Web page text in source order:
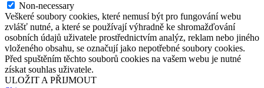
Non-necessary
Veškeré soubory cookies, které nemusí být pro fungování webu
zvlášť nutné, a které se používají výhradně ke shromažďování
osobních údajů uživatele prostřednictvím analýz, reklam nebo jiného
vloženého obsahu, se označují jako nepotřebné soubory cookies.
Před spuštěním těchto souborů cookies na vašem webu je nutné
získat souhlas uživatele.
ULOŽIT A PŘIJMOUT